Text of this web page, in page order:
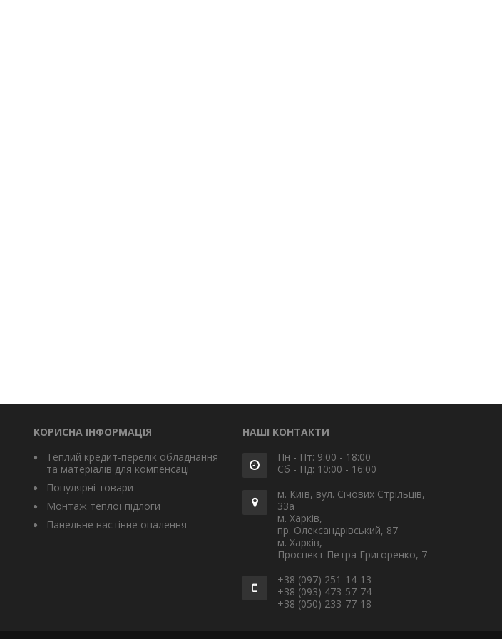
КОРИСНА ІНФОРМАЦІЯ
Теплий кредит-перелік обладнання
та матеріалів для компенсації
Популярні товари
Монтаж теплої підлоги
Панельне настінне опалення
НАШІ КОНТАКТИ
Пн - Пт: 9:00 - 18:00
Сб - Нд: 10:00 - 16:00
м. Київ, вул. Січових Стрільців,
33а
м. Харків,
пр. Олександрівський, 87
м. Харків,
Проспект Петра Григоренко, 7
+38 (097) 251-14-13
+38 (093) 473-57-74
+38 (050) 233-77-18